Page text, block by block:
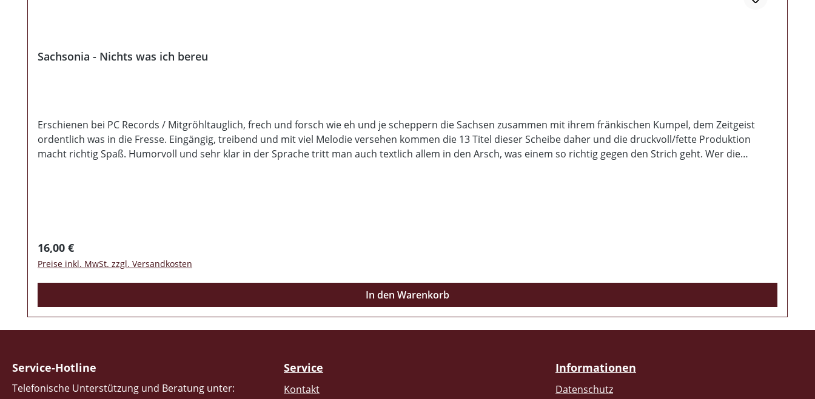
Sachsonia - Nichts was ich bereu
Erschienen bei PC Records / Mitgröhltauglich, frech und forsch wie eh und je scheppern die Sachsen zusammen mit ihrem fränkischen Kumpel, dem Zeitgeist
ordentlich was in die Fresse. Eingängig, treibend und mit viel Melodie versehen kommen die 13 Titel dieser Scheibe daher und die druckvoll/fette Produktion
macht richtig Spaß. Humorvoll und sehr klar in der Sprache tritt man auch textlich allem in den Arsch, was einem so richtig gegen den Strich geht. Wer die
Regulärer Preis:
16,00 €
Preise inkl. MwSt. zzgl. Versandkosten
In den Warenkorb
Service-Hotline
Telefonische Unterstützung und Beratung unter:
Service
Kontakt
Informationen
Datenschutz